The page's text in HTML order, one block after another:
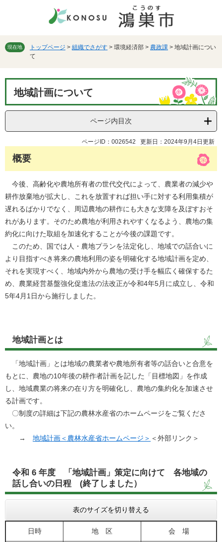
先
す。
を
し
文
現在地 トップページ > 組織でさがす > 環境経済部 > 農政課 > 地域計画につい
て
地域計画について
ページ内目次
ページID：0026542 更新日：2024年9月4日更新
概要
今後、高齢化や農地所有者の世代交代によって、農業者の減少や
耕作放棄地が拡大し、これを放置すれば担い手に対する利用集積が
遅れるばかりでなく、周辺農地の耕作にも大きな支障を及ぼすおそ
れがあります。そのため農地が利用されやすくなるよう、農地の集
約化に向けた取組を加速化することが今後の課題です。
このため、国では人・農地プランを法定化し、地域での話合いに
より目指すべき将来の農地利用の姿を明確化する地域計画を定め、
それを実現すべく、地域内外から農地の受け手を幅広く確保するた
め、農業経営基盤強化促進法の法改正が令和4年5月に成立し、令和
5年4月1日から施行しました。
地域計画とは
「地域計画」とは地域の農業者や農地所有者等の話合いと合意を
もとに、農地の10年後の耕作者計画を記した「目標地図」を作成
し、地域農業の将来の在り方を明確化し、農地の集約化を加速させ
る計画です。
〇制度の詳細は下記の農林水産省のホームページをご覧くださ
い。
→ 地域計画＜農林水産省ホームページ＞ ＜外部リンク＞
令和 6 年度 「地域計画」策定に向けて 各地域の
話し合いの日程 (終了しました）
表のサイズを切り替える
日時 地 区 会 場